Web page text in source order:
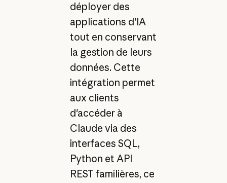
déployer des
applications d'IA
tout en conservant
la gestion de leurs
données. Cette
intégration permet
aux clients
d'accéder à
Claude via des
interfaces SQL,
Python et API
REST familières, ce